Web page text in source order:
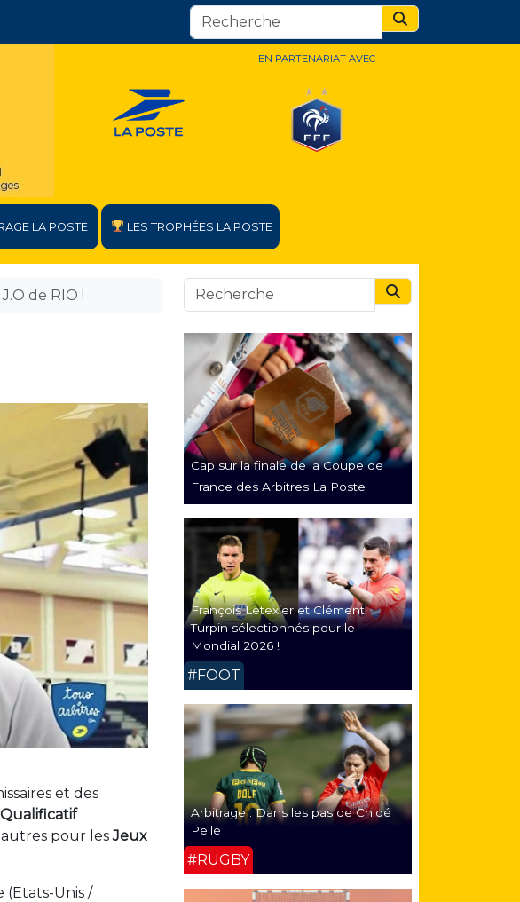
Search
EN PARTENARIAT AVEC
LA POSTE LES TROPHÉES LA POSTE
de RIO !
et des
autres pour lesJeux
(Etats-Unis /
Search
Cap sur la finale de la Coupe de
France des Arbitres La Poste
François Letexier et Clément
Turpin sélectionnés pour le
Mondial 2026 !
#FOOT
Arbitrage : Dans les pas de Chloé
Pelle
#RUGBY